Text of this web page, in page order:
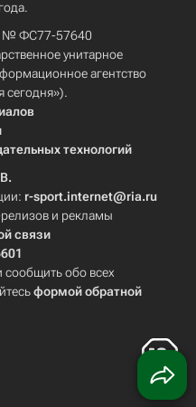
№ ФС77-57640
унитарное
агентство
технологий
r-sport.internet@ria.ru
и рекламы
связи
сообщить обо всех
формой обратной